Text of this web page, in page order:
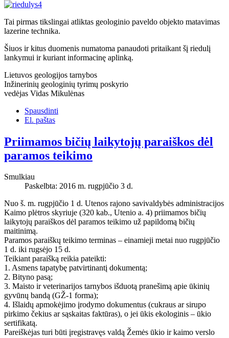
Tai pirmas tikslingai atliktas geologinio paveldo objekto matavimas
lazerine technika.
Šiuos ir kitus duomenis numatoma panaudoti pritaikant šį riedulį
lankymui ir kuriant informacinę aplinką.
Lietuvos geologijos tarnybos
Inžinerinių geologinių tyrimų poskyrio
vedėjas Vidas Mikulėnas
Spausdinti
El. paštas
Priimamos bičių laikytojų paraiškos dėl
paramos teikimo
Smulkiau
Paskelbta: 2016 m. rugpjūčio 3 d.
Nuo š. m. rugpjūčio 1 d. Utenos rajono savivaldybės administracijos
Kaimo plėtros skyriuje (320 kab., Utenio a. 4) priimamos bičių
laikytojų paraiškos dėl paramos teikimo už papildomą bičių
maitinimą.
Paramos paraiškų teikimo terminas – einamieji metai nuo rugpjūčio
1 d. iki rugsėjo 15 d.
Teikiant paraišką reikia pateikti:
1. Asmens tapatybę patvirtinantį dokumentą;
2. Bityno pasą;
3. Maisto ir veterinarijos tarnybos išduotą pranešimą apie ūkinių
gyvūnų bandą (GŽ-1 forma);
4. Išlaidų apmokėjimo įrodymo dokumentus (cukraus ar sirupo
pirkimo čekius ar sąskaitas faktūras), o jei ūkis ekologinis – ūkio
sertifikatą.
Pareiškėjas turi būti įregistravęs valdą Žemės ūkio ir kaimo verslo